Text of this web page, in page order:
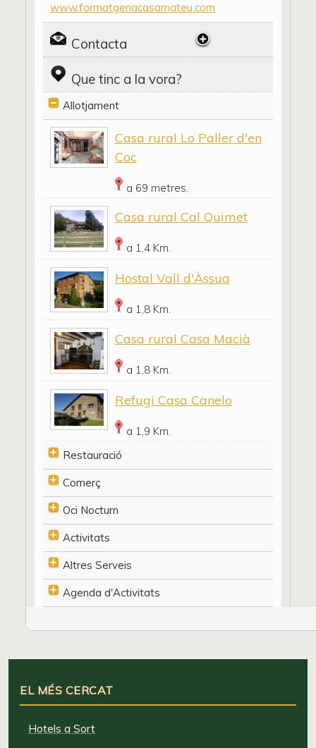
www.formatgeriacasamateu.com
Contacta
Que tinc a la vora?
Allotjament
Casa rural Lo Paller d'en
Coc
a 69 metres.
Casa rural Cal Quimet
a 1,4 Km.
Hostal Vall d'Àssua
a 1,8 Km.
Casa rural Casa Macià
a 1,8 Km.
Refugi Casa Canelo
a 1,9 Km.
Restauració
Comerç
Oci Nocturn
Activitats
Altres Serveis
Agenda d'Activitats
EL MÉS CERCAT
Hotels a Sort